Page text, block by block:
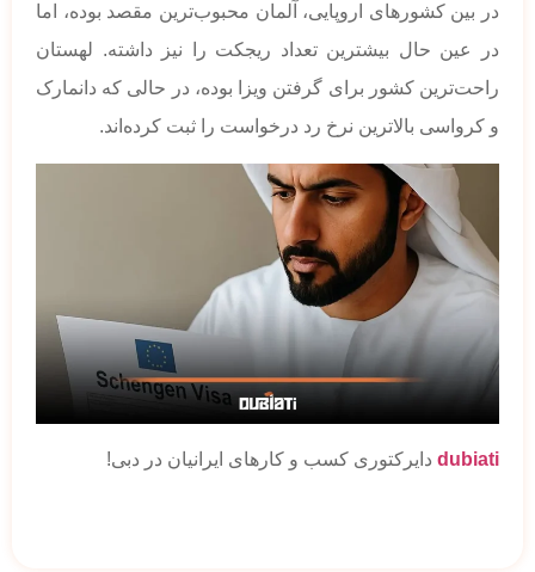
در بین کشورهای اروپایی، آلمان محبوب‌ترین مقصد بوده، اما
در عین حال بیشترین تعداد ریجکت را نیز داشته. لهستان
راحت‌ترین کشور برای گرفتن ویزا بوده، در حالی که دانمارک
و کرواسی بالاترین نرخ رد درخواست را ثبت کرده‌اند.
dubiati دایرکتوری کسب و کارهای ایرانیان در دبی!